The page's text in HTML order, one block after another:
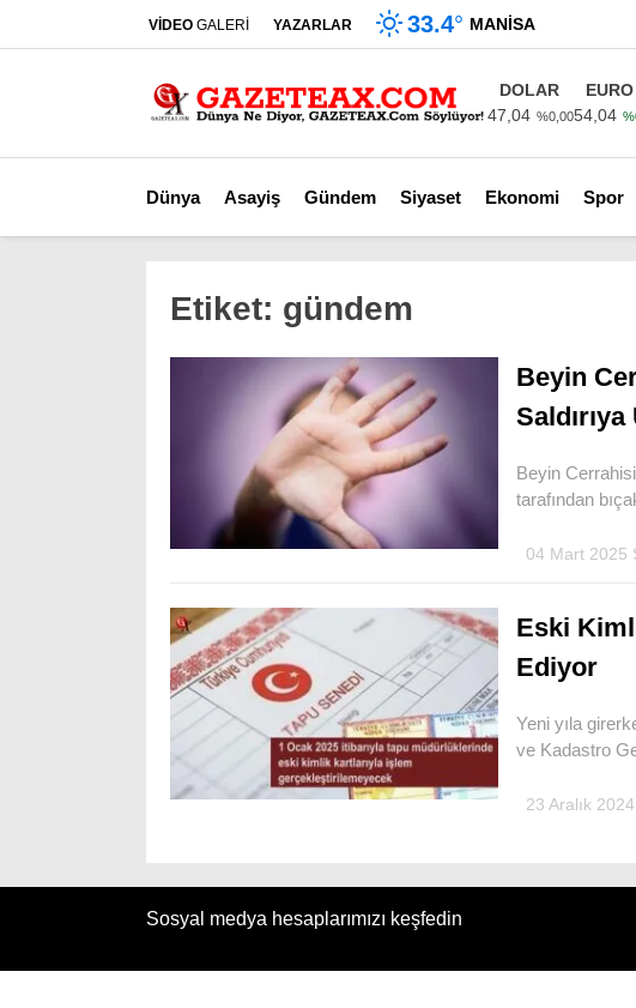
VİDEO GALERİ YAZARLAR 33.4° MANISA
DOLAR
47,04 %0,00
EURO
54,04
Dünya Asayiş Gündem Siyaset Ekonomi Spor
Etiket: gündem
Beyin
Saldırıya
Beyin
tarafından
04 Mart 2025
Eski
Ediyor
Yeni yıla
ve Kadastro
23 Aralık
Sosyal medya hesaplarımızı keşfedin